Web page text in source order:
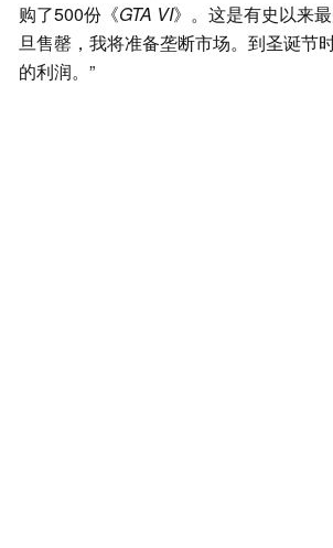
购了500份《GTA VI》。这是有史以来
旦售罄，我将准备垄断市场。到圣诞节
的利润。”